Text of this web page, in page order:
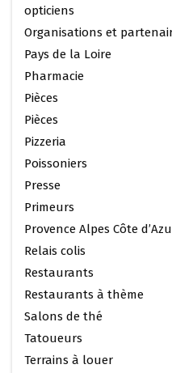
opticiens
Organisations et
Pays de la Loire
Pharmacie
Pièces
Pièces
Pizzeria
Poissoniers
Presse
Primeurs
Provence Alpes Côte
Relais colis
Restaurants
Restaurants à thème
Salons de thé
Tatoueurs
Terrains à louer